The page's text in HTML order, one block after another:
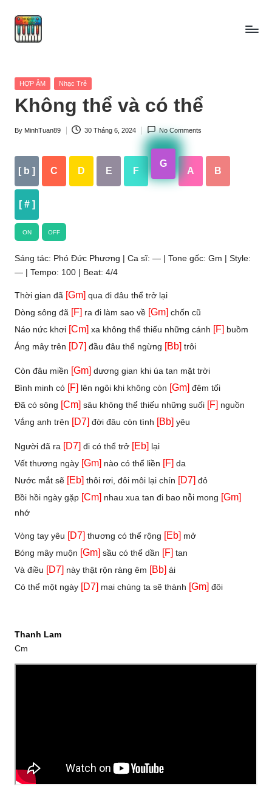
Skip
Posted
HỢP ÂM Nhạc Trẻ
Không thể và có thể
Posted
By MinhTuan89 30 Tháng 6, 2024 No Comments
[ b ] C D E F
G
A B
[ # ]
ON OFF
Sáng tác: Phó Đức Phương | Ca sĩ: — | Tone gốc: Gm | Style:
— | Tempo: 100 | Beat: 4/4
Thời gian đã [Gm] qua đi đâu thể trở lại
Dòng sông đã [F] ra đi làm sao về [Gm] chốn cũ
Náo nức khơi [Cm] xa không thể thiếu những cánh [F] buồm
Áng mây trên [D7] đầu đâu thể ngừng [Bb] trôi
Còn đâu miền [Gm] dương gian khi úa tan mặt trời
Bình minh có [F] lên ngôi khi không còn [Gm] đêm tối
Đã có sông [Cm] sâu không thể thiếu những suối [F] nguồn
Vắng anh trên [D7] đời đâu còn tình [Bb] yêu
Người đã ra [D7] đi có thể trở [Eb] lại
Vết thương ngày [Gm] nào có thể liền [F] da
Nước mắt sẽ [Eb] thôi rơi, đôi môi lại chín [D7] đỏ
Bồi hồi ngày gặp [Cm] nhau xua tan đi bao nỗi mong [Gm]
nhớ
Vòng tay yêu [D7] thương có thể rộng [Eb] mở
Bóng mây muộn [Gm] sầu có thể dần [F] tan
Và điều [D7] này thật rộn ràng êm [Bb] ái
Có thể một ngày [D7] mai chúng ta sẽ thành [Gm] đôi
Thanh Lam
Cm